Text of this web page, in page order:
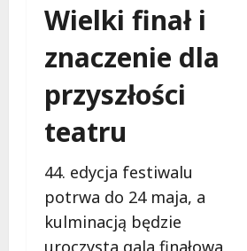
Wielki finał i
znaczenie dla
przyszłości
teatru
44. edycja festiwalu
potrwa do 24 maja, a
kulminacją będzie
uroczysta gala finałowa